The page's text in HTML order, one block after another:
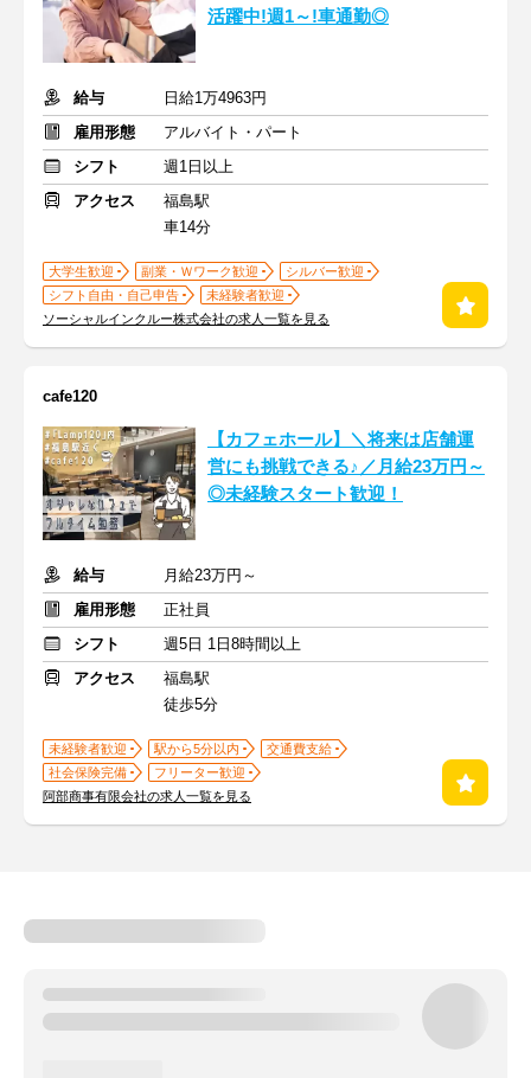
活躍中!週1～!車通勤◎
給与
日給1万4963円
雇用形態
アルバイト・パート
シフト
週1日以上
アクセス
福島駅
車14分
大学生歓迎 副業・Ｗワーク歓迎
シルバー歓迎
シフト自由・自己申告
未経験者歓迎
ソーシャルインクルー株式会社の求人一覧を見る
cafe120
【カフェホール】＼将来は店舗運
営にも挑戦できる♪／月給23万円～
◎未経験スタート歓迎！
給与
月給23万円～
雇用形態
正社員
シフト
週5日 1日8時間以上
アクセス
福島駅
徒歩5分
未経験者歓迎 駅から5分以内
交通費支給
社会保険完備
フリーター歓迎
阿部商事有限会社の求人一覧を見る